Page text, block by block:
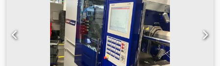
que tenemos a la venta. Póngase en contacto con nosotros
para obtener más detalles. • Ejes: no aplicable • 2
unidades disponibles (80 y 81) (la 82 está vendida) •
Tamaño de plastificación 180 • Disposición de plastificación
H • Diámetro del tornillo: 28 mm • Radio de la boquilla: 10
mm • Diámetro interior de la boquilla: 4 mm Dwedpfx Afjzr